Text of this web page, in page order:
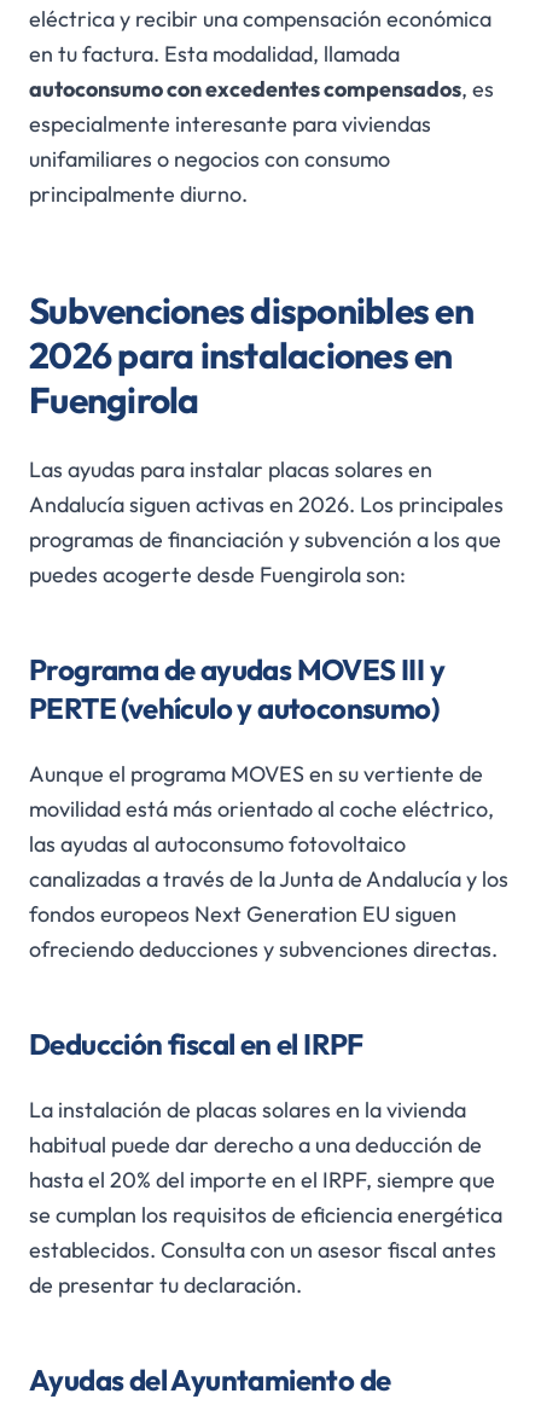
eléctrica y recibir una compensación económica
en tu factura. Esta modalidad, llamada
autoconsumo con excedentes compensados, es
especialmente interesante para viviendas
unifamiliares o negocios con consumo
principalmente diurno.
Subvenciones disponibles en
2026 para instalaciones en
Fuengirola
Las ayudas para instalar placas solares en
Andalucía siguen activas en 2026. Los principales
programas de financiación y subvención a los que
puedes acogerte desde Fuengirola son:
Programa de ayudas MOVES III y
PERTE (vehículo y autoconsumo)
Aunque el programa MOVES en su vertiente de
movilidad está más orientado al coche eléctrico,
las ayudas al autoconsumo fotovoltaico
canalizadas a través de la Junta de Andalucía y los
fondos europeos Next Generation EU siguen
ofreciendo deducciones y subvenciones directas.
Deducción fiscal en el IRPF
La instalación de placas solares en la vivienda
habitual puede dar derecho a una deducción de
hasta el 20% del importe en el IRPF, siempre que
se cumplan los requisitos de eficiencia energética
establecidos. Consulta con un asesor fiscal antes
de presentar tu declaración.
Ayudas del Ayuntamiento de